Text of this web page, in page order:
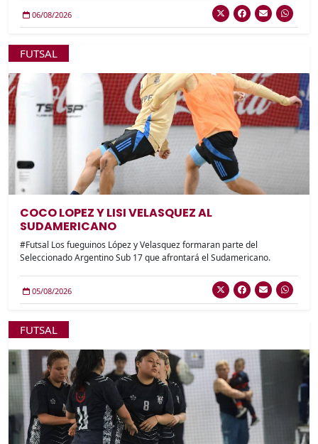
06/08/2026
FUTSAL
COCO LOPEZ Y LISI VELASQUEZ AL
SUDAMERICANO
#Futsal Los fueguinos López y Velasquez formaran parte del
Seleccionado Argentino Sub 17 que afrontará el Sudamericano.
05/08/2026
FUTSAL